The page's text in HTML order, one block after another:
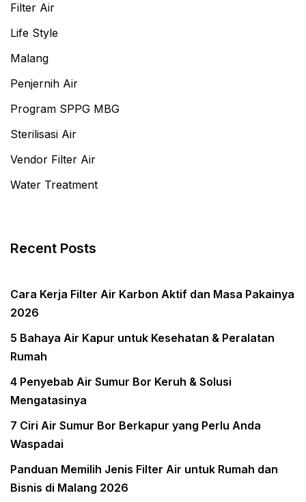
Filter Air
Life Style
Malang
Penjernih Air
Program SPPG MBG
Sterilisasi Air
Vendor Filter Air
Water Treatment
Recent Posts
Cara Kerja Filter Air Karbon Aktif dan Masa Pakainya
2026
5 Bahaya Air Kapur untuk Kesehatan & Peralatan
Rumah
4 Penyebab Air Sumur Bor Keruh & Solusi
Mengatasinya
7 Ciri Air Sumur Bor Berkapur yang Perlu Anda
Waspadai
Panduan Memilih Jenis Filter Air untuk Rumah dan
Bisnis di Malang 2026